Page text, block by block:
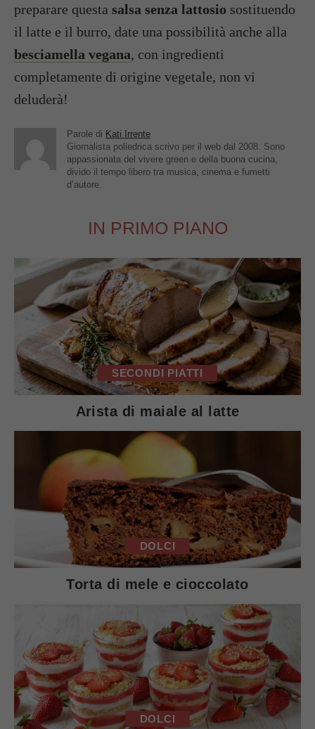
preparare questa salsa senza lattosio sostituendo
il latte e il burro, date una possibilità anche alla
besciamella vegana, con ingredienti
completamente di origine vegetale, non vi
deluderà!
Parole di Kati Irrente
Giornalista poliedrica scrivo per il web dal 2008. Sono
appassionata del vivere green e della buona cucina,
divido il tempo libero tra musica, cinema e fumetti
d’autore.
IN PRIMO PIANO
SECONDI PIATTI
Arista di maiale al latte
DOLCI
Torta di mele e cioccolato
DOLCI